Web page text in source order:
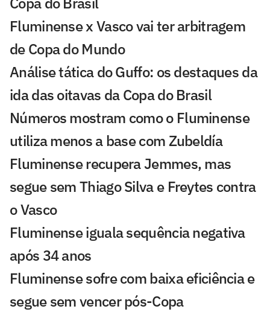
Fluminense x Vasco vai ter arbitragem
de Copa do Mundo
Análise tática do Guffo: os destaques da
ida das oitavas da Copa do Brasil
Números mostram como o Fluminense
utiliza menos a base com Zubeldía
Fluminense recupera Jemmes, mas
segue sem Thiago Silva e Freytes contra
o Vasco
Fluminense iguala sequência negativa
após 34 anos
Fluminense sofre com baixa eficiência e
segue sem vencer pós-Copa